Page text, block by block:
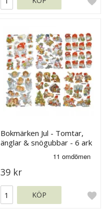
Bokmärken Jul - Tomtar,
änglar & snögubbar - 6 ark
39 kr
KÖP